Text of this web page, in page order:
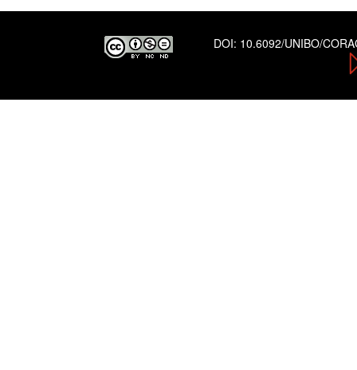
DOI: 10.6092/UNIBO/